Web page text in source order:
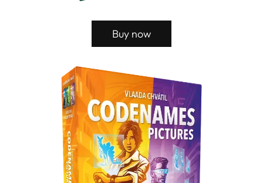
Buy now